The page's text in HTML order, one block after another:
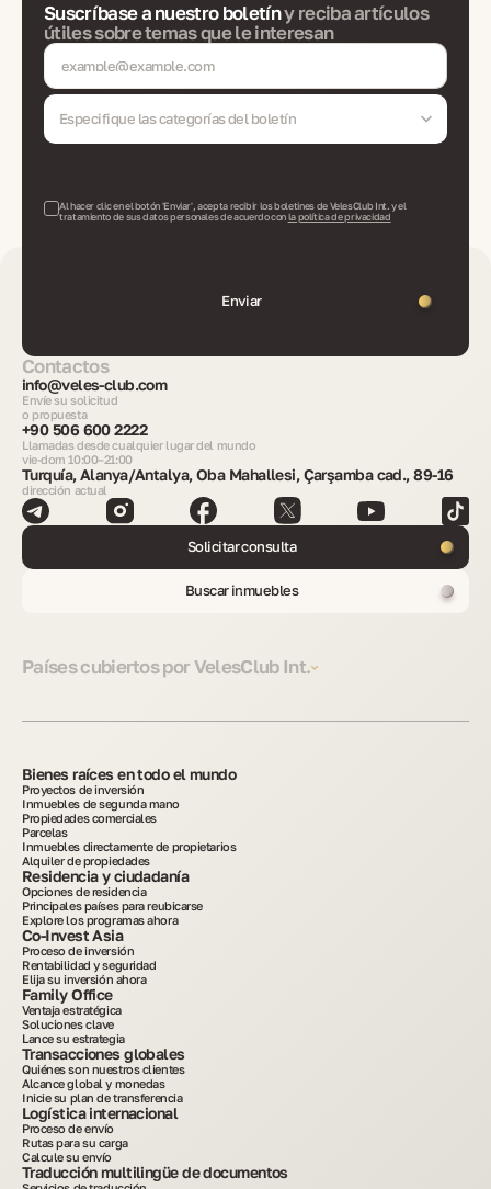
Suscríbase a nuestro boletíny reciba artículos
útiles sobre temas que le interesan
Especifique las categorías del boletín
Al hacer clic en el botón 'Enviar', acepta recibir los boletines de VelesClub Int. y el
tratamiento de sus datos personales de acuerdo conla política de privacidad
Enviar
Contactos
info@veles-club.com
Envíe su solicitud
o propuesta
+90 506 600 2222
Llamadas desde cualquier lugar del mundo
vie-dom 10:00–21:00
Turquía, Alanya/Antalya, Oba Mahallesi, Çarşamba cad., 89-16
dirección actual
Solicitar consulta
Buscar inmuebles
Países cubiertos por VelesClub Int.
Bienes raíces en todo el mundo
Proyectos de inversión
Inmuebles de segunda mano
Propiedades comerciales
Parcelas
Inmuebles directamente de propietarios
Alquiler de propiedades
Residencia y ciudadanía
Opciones de residencia
Principales países para reubicarse
Explore los programas ahora
Co-Invest Asia
Proceso de inversión
Rentabilidad y seguridad
Elija su inversión ahora
Family Office
Ventaja estratégica
Soluciones clave
Lance su estrategia
Transacciones globales
Quiénes son nuestros clientes
Alcance global y monedas
Inicie su plan de transferencia
Logística internacional
Proceso de envío
Rutas para su carga
Calcule su envío
Traducción multilingüe de documentos